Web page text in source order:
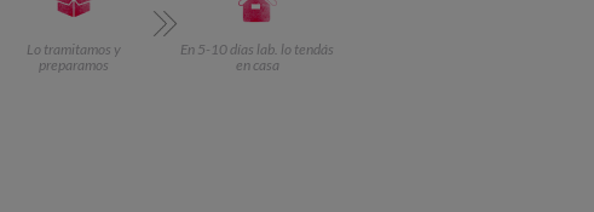
Lo tramitamos y
preparamos
En 5-10 días lab. lo tendás
en casa